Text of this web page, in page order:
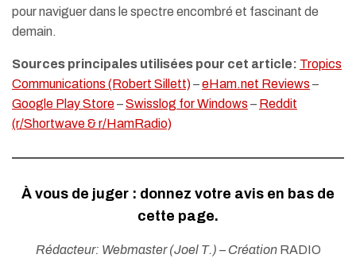
pour naviguer dans le spectre encombré et fascinant de
demain.
Sources principales utilisées pour cet article: Tropics
Communications (Robert Sillett)–eHam.net Reviews –
Google Play Store–Swisslog for Windows – Reddit
(r/Shortwave & r/HamRadio)
À vous de juger : donnez votre avis en bas de
cette page.
Rédacteur: Webmaster (Joel T.) – Création RADIO